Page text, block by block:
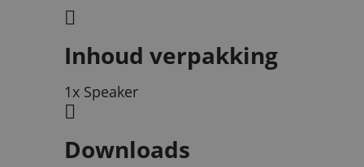
Inhoud verpakking
1x Speaker
Downloads